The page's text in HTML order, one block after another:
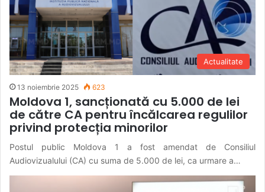
Actualitate
13 noiembrie 2025 623
Moldova 1, sancționată cu 5.000 de lei
de către CA pentru încălcarea regulilor
privind protecția minorilor
Postul public Moldova 1 a fost amendat de Consiliul
Audiovizualului (CA) cu suma de 5.000 de lei, ca urmare a…